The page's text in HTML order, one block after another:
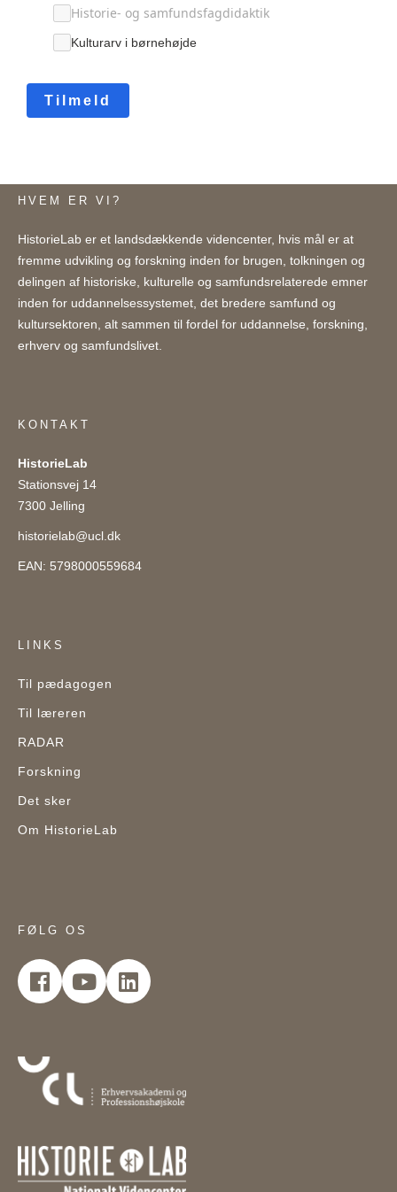
Historie- og samfundsfagdidaktik
Kulturarv i børnehøjde
Tilmeld
HVEM ER VI?
HistorieLab er et landsdækkende videncenter, hvis mål er at
fremme udvikling og forskning inden for brugen, tolkningen og
delingen af historiske, kulturelle og samfundsrelaterede emner
inden for uddannelsessystemet, det bredere samfund og
kultursektoren, alt sammen til fordel for uddannelse, forskning,
erhverv og samfundslivet.
KONTAKT
HistorieLab
Stationsvej 14
7300 Jelling
historielab@ucl.dk
EAN: 5798000559684
LINKS
Til pædagogen
Til læreren
RADAR
Forskning
Det sker
Om HistorieLab
FØLG OS